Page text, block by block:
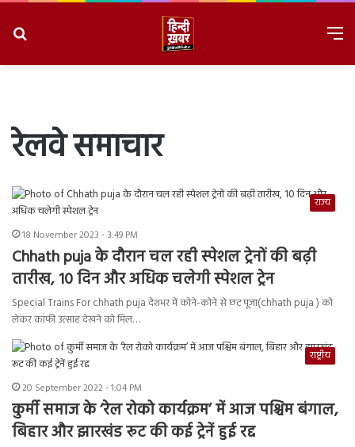
रेलवे समाचार
राज्य
18 November 2023 - 3:49 PM
Chhath puja के दौरान चल रही स्पेशल ट्रेनों की बढ़ी
तारीख, 10 दिन और अधिक चलेगी स्पेशल ट्रेन
Special Trains For chhath puja देशभर में कोने-कोने से छट पूजा(chhath puja ) को
लेकर काफी उत्साह देखने को मिल…
राष्ट्रीय
20 September 2022 - 1:04 PM
कुर्मी समाज के ‘रेल रोको कार्यक्रम’ में आज पश्चिम बंगाल,
बिहार और झारखंड रूट की कई ट्रेनें हुई रद्द